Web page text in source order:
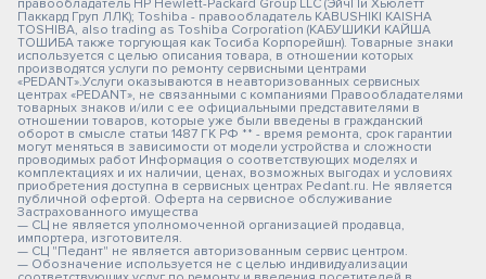
правообладатель HP Hewlett-Packard Group LLC (ЭйчПи Хьюлетт
Паккард Груп ЛЛК); Toshiba - правообладатель KABUSHIKI KAISHA
TOSHIBA, also trading as Toshiba Corporation (КАБУШИКИ КАЙША
ТОШИБА также торгующая как Тосиба Корпорейшн). Товарные знаки
используется с целью описания товара, в отношении которых
производятся услуги по ремонту сервисными центрами
«PEDANT».Услуги оказываются в неавторизованных сервисных
центрах «PEDANT», не связанными с компаниями Правообладателями
товарных знаков и/или с ее официальными представителями в
отношении товаров, которые уже были введены в гражданский
оборот в смысле статьи 1487 ГК РФ ** - время ремонта, срок гарантии
могут меняться в зависимости от модели устройства и сложности
проводимых работ Информация о соответствующих моделях и
комплектациях и их наличии, ценах, возможных выгодах и условиях
приобретения доступна в сервисных центрах Pedant.ru. Не является
публичной офертой. Оферта на сервисное обслуживание
Застрахованного имущества
— СЦ не является уполномоченной организацией продавца,
импортера, изготовителя.
— СЦ "Педант" не является авторизованным сервис центром.
— Обозначение используется не с целью индивидуализации